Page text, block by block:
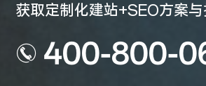
获取定制化建站+SEO方案
400-800-